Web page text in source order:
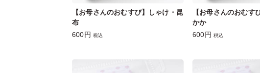
【お母さんのおむすび】しゃけ・昆
布
600円 税込
【お母さんのおむす
かか
600円 税込